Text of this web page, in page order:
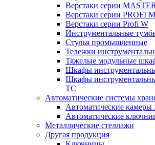
Верстаки серии MASTER
Верстаки серии PROFI M
Верстаки серии Profi W
Инструментальные
Стулья промышленные
Тележки
Тяжелые модульные
Шкафы
Шкафы
TC
Автоматические системы
Автоматические камеры
Автоматические
Металлические стеллажи
Другая продукция